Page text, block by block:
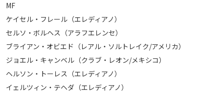
MF
ケイセル・フレール（エレディアノ）
セルソ・ボルヘス（アラフエレンセ）
ブライアン・オビエド（レアル・ソルトレイク/アメリカ）
ジョエル・キャンベル（クラブ・レオン/メキシコ）
ヘルソン・トーレス（エレディアノ）
イェルツィン・テヘダ（エレディアノ）